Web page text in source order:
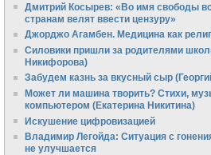
Дмитрий Косырев: «Во имя свободы
странам велят ввести цензуру»
Джорджо Агамбен. Медицина как
Силовики пришли за родителями
Никифорова)
Забудем казнь за вкусный сыр
Может ли машина творить? Стихи,
компьютером (Екатерина Никитина)
Искушение цифровизацией
Владимир Легойда: Ситуация с
не улучшается